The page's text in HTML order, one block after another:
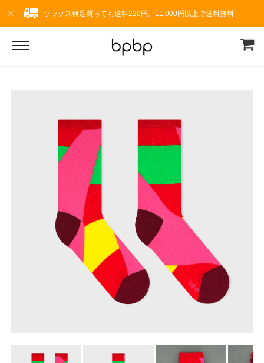
ソックス何足買っても送料220円。11,000円以上で送料無料。